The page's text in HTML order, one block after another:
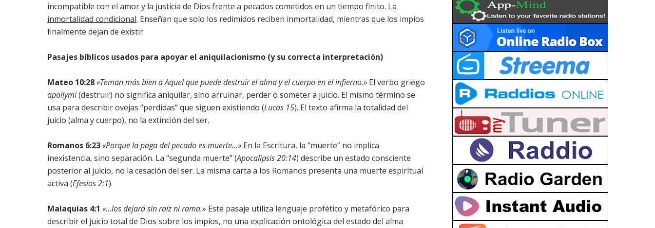
incompatible con el amor y la justicia de Dios frente a pecados cometidos en un tiempo finito. La
inmortalidad condicional. Enseñan que solo los redimidos reciben inmortalidad, mientras que los impíos
finalmente dejan de existir.
Pasajes bíblicos usados para apoyar el aniquilacionismo (y su correcta interpretación)
Mateo 10:28«Teman más bien a Aquel que puede destruir el alma y el cuerpo en el infierno.» El verbo griego
apollymi(destruir) no significa aniquilar, sino arruinar, perder o someter a juicio. El mismo término se
usa para describir ovejas “perdidas” que siguen existiendo (Lucas 15). El texto afirma la totalidad del
juicio (alma y cuerpo), no la extinción del ser.
Romanos 6:23«Porque la paga del pecado es muerte…» En la Escritura, la “muerte” no implica
inexistencia, sino separación. La “segunda muerte” (Apocalipsis 20:14) describe un estado consciente
posterior al juicio, no la cesación del ser. La misma carta a los Romanos presenta una muerte espiritual
activa (Efesios 2:1).
Malaquías 4:1 «…los dejará sin raíz ni rama.» Este pasaje utiliza lenguaje profético y metafórico para
describir el juicio total de Dios sobre los impíos, no una explicación ontológica del estado del alma